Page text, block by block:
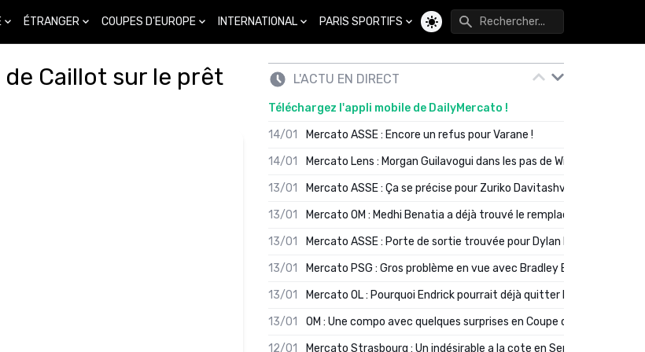
ÉTRANGER COUPES D'EUROPE INTERNATIONAL PARIS SPORTIFS
Changer de thème
Caillot sur le prêt
L'ACTU EN DIRECT
Téléchargez l'appli mobile de DailyMercato !
14/01
Mercato ASSE : Encore un refus pour Varane !
14/01
Mercato Lens : Morgan Guilavogui dans les pas de Will Still ?
13/01
Mercato ASSE : Ça se précise pour Zuriko Davitashvili
13/01
Mercato OM : Medhi Benatia a déjà trouvé le remplaçant de Robinio
13/01
Mercato ASSE : Porte de sortie trouvée pour Dylan Batubinsika
13/01
Mercato PSG : Gros problème en vue avec Bradley Barcola ?
13/01
Mercato OL : Pourquoi Endrick pourrait déjà quitter Lyon en janvier
13/01
OM : Une compo avec quelques surprises en Coupe de France
12/01
Mercato Strasbourg : Un indésirable a la cote en Serie A